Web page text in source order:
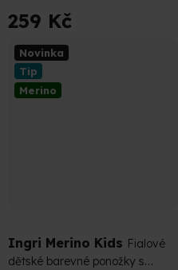
259 Kč
Novinka
Tip
Merino
Ingri Merino Kids Fialové
dětské barevné ponožky s